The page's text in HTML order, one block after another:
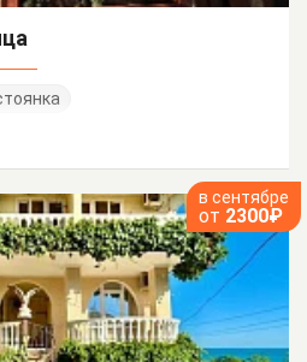
в сентябре
от 2300₽